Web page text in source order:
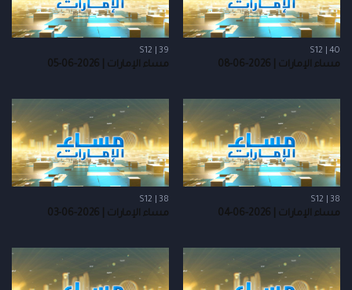
S12 | 40
مساء الإمارات | 2026-06-08
S12 | 39
مساء الإمارات | 2026-06-05
S12 | 38
مساء الإمارات | 2026-06-04
S12 | 38
مساء الإمارات | 2026-06-03